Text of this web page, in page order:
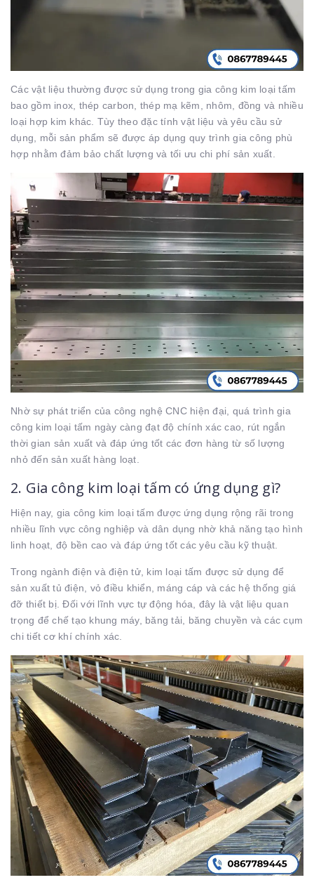
Các vật liệu thường được sử dụng trong gia công kim loại tấm
bao gồm inox, thép carbon, thép mạ kẽm, nhôm, đồng và nhiều
loại hợp kim khác. Tùy theo đặc tính vật liệu và yêu cầu sử
dụng, mỗi sản phẩm sẽ được áp dụng quy trình gia công phù
hợp nhằm đảm bảo chất lượng và tối ưu chi phí sản xuất.
Nhờ sự phát triển của công nghệ CNC hiện đại, quá trình gia
công kim loại tấm ngày càng đạt độ chính xác cao, rút ngắn
thời gian sản xuất và đáp ứng tốt các đơn hàng từ số lượng
nhỏ đến sản xuất hàng loạt.
2. Gia công kim loại tấm có ứng dụng gì?
Hiện nay, gia công kim loại tấm được ứng dụng rộng rãi trong
nhiều lĩnh vực công nghiệp và dân dụng nhờ khả năng tạo hình
linh hoạt, độ bền cao và đáp ứng tốt các yêu cầu kỹ thuật.
Trong ngành điện và điện tử, kim loại tấm được sử dụng để
sản xuất tủ điện, vỏ điều khiển, máng cáp và các hệ thống giá
đỡ thiết bị. Đối với lĩnh vực tự động hóa, đây là vật liệu quan
trọng để chế tạo khung máy, băng tải, băng chuyền và các cụm
chi tiết cơ khí chính xác.